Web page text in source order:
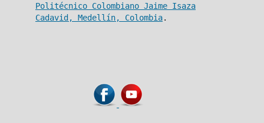
Politécnico Colombiano Jaime Isaza
Cadavid, Medellín, Colombia.